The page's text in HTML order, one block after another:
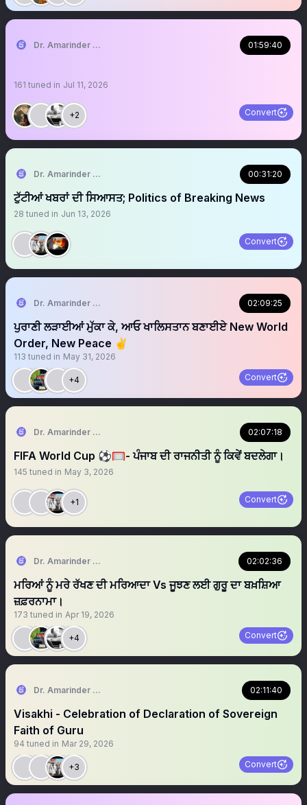
Dr. Amarinder Singh | ਅਮਰਿੰਦਰ ਸਿੰਘ 🇺🇸 🦅 01:59:40
161 tuned in Jul 11, 2026
+2 Convert
Dr. Amarinder Singh | ਅਮਰਿੰਦਰ ਸਿੰਘ 🇺🇸 🦅 00:31:20
ਟੁੱਟੀਆਂ ਖਬਰਾਂ ਦੀ ਸਿਆਸਤ; Politics of Breaking News
28 tuned in Jun 13, 2026
Convert
Dr. Amarinder Singh | ਅਮਰਿੰਦਰ ਸਿੰਘ 🇺🇸 🦅 02:09:25
ਪੁਰਾਣੀ ਲੜਾਈਆਂ ਮੁੱਕਾ ਕੇ, ਆਓ ਖਾਲਿਸਤਾਨ ਬਣਾਈਏ New World
Order, New Peace ✌️
113 tuned in May 31, 2026
+4 Convert
Dr. Amarinder Singh | ਅਮਰਿੰਦਰ ਸਿੰਘ 🇺🇸 🦅 02:07:18
FIFA World Cup ⚽️🥅- ਪੰਜਾਬ ਦੀ ਰਾਜਨੀਤੀ ਨੂੰ ਕਿਵੇਂ ਬਦਲੇਗਾ।
145 tuned in May 3, 2026
+1 Convert
Dr. Amarinder Singh | ਅਮਰਿੰਦਰ ਸਿੰਘ 🇺🇸 🦅 02:02:36
ਮਰਿਆਂ ਨੂੰ ਮਰੇ ਰੱਖਣ ਦੀ ਮਰਿਆਦਾ Vs ਜੂਝਣ ਲਈ ਗੁਰੂ ਦਾ ਬਖ਼ਸ਼ਿਆ
ਜ਼ਫ਼ਰਨਾਮਾ।
173 tuned in Apr 19, 2026
+4 Convert
Dr. Amarinder Singh | ਅਮਰਿੰਦਰ ਸਿੰਘ 🇺🇸 🦅 02:11:40
Visakhi - Celebration of Declaration of Sovereign
Faith of Guru
94 tuned in Mar 29, 2026
+3 Convert